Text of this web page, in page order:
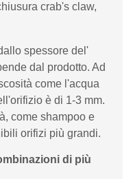
crab's claw,
spessore del'
dal prodotto. Ad
come l'acqua
è di 1-3 mm.
come shampoo e
orifizi più grandi.
di più